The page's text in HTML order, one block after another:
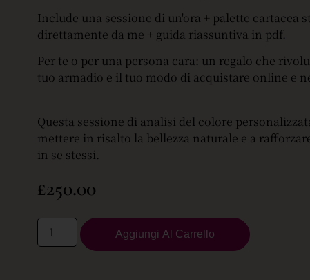
Include una sessione di un'ora + palette cartacea
direttamente da me + guida riassuntiva in pdf.
Per te o per una persona cara: un regalo che
tuo armadio e il tuo modo di acquistare online e
Questa sessione di analisi del colore
mettere in risalto la bellezza naturale e a
in se stessi.
£250.00
Aggiungi Al Carrello